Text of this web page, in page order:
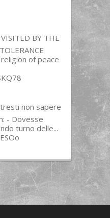
BY THE
|religion of peace
non sapere
- Dovesse
turno delle...